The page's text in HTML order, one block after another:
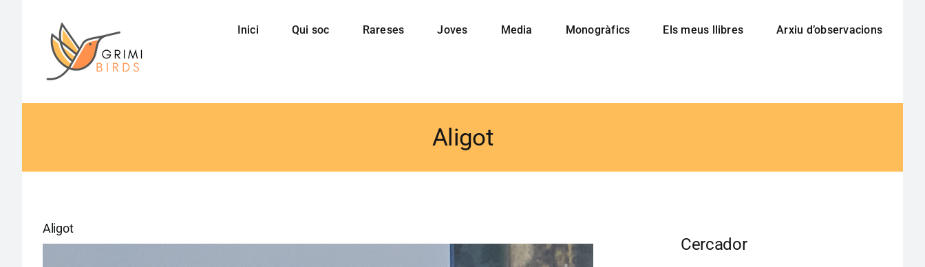
Inici Qui soc Rareses Joves Media Monogràfics Els meus llibres Arxiu d’observacions
Aligot
Aligot
Cercador